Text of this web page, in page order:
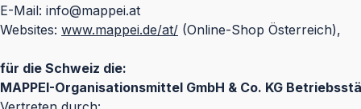
E-Mail: info@mappei.at
Websites: www.mappei.de/at/ (Online-Shop Österreich),
für die Schweiz die:
MAPPEI-Organisationsmittel GmbH & Co. KG